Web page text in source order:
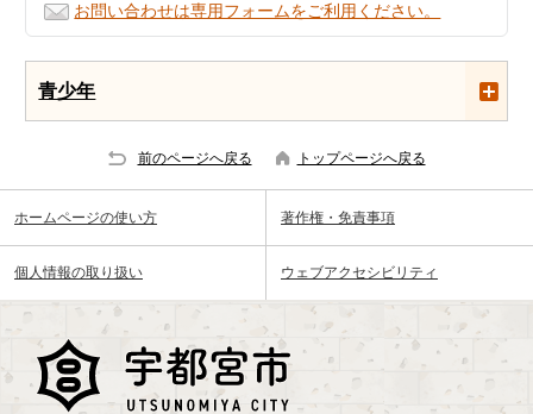
お問い合わせは専用フォームをご利用ください。
青少年
前のページへ戻る トップページへ戻る
ホームページの使い方 著作権・免責事項
個人情報の取り扱い ウェブアクセシビリティ